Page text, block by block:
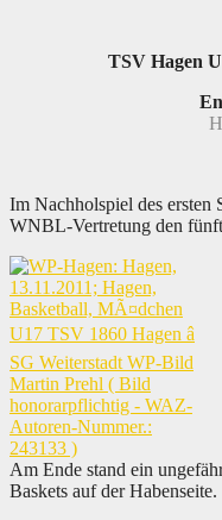
TSV Hagen
Im Nachholspiel des ersten
WNBL-Vertretung den
Am Ende stand ein
Baskets auf der Habenseite.